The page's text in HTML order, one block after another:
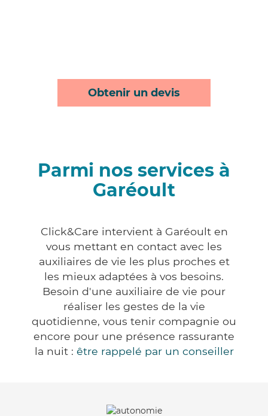
Obtenir un devis
Parmi nos services à
Garéoult
Click&Care intervient à Garéoult en
vous mettant en contact avec les
auxiliaires de vie les plus proches et
les mieux adaptées à vos besoins.
Besoin d'une auxiliaire de vie pour
réaliser les gestes de la vie
quotidienne, vous tenir compagnie ou
encore pour une présence rassurante
la nuit : être rappelé par un conseiller